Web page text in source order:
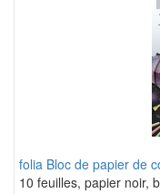
folia Bloc de papier de
10 feuilles, papier noir,